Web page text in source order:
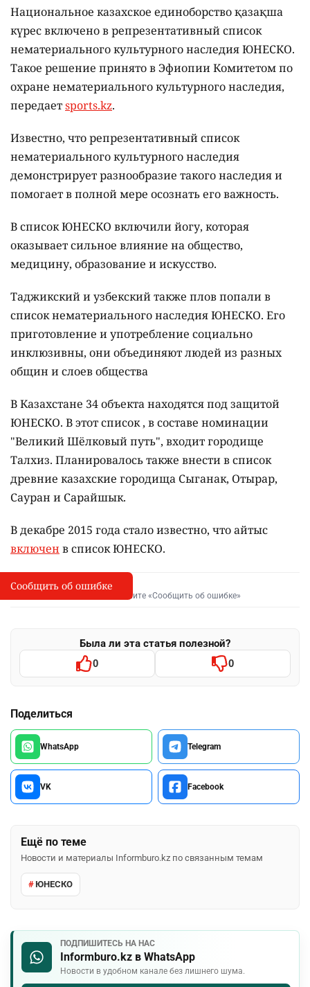
Национальное казахское единоборство қазақша
күрес включено в репрезентативный список
нематериального культурного наследия ЮНЕСКО.
Такое решение принято в Эфиопии Комитетом по
охране нематериального культурного наследия,
передаетsports.kz.
Известно, что репрезентативный список
нематериального культурного наследия
демонстрирует разнообразие такого наследия и
помогает в полной мере осознать его важность.
В список ЮНЕСКО включили йогу, которая
оказывает сильное влияние на общество,
медицину, образование и искусство.
Таджикский и узбекский также плов попали в
список нематериального наследия ЮНЕСКО. Его
приготовление и употребление социально
инклюзивны, они объединяют людей из разных
общин и слоев общества
В Казахстане 34 объекта находятся под защитой
ЮНЕСКО. В этот список , в составе номинации
"Великий Шёлковый путь", входит городище
Талхиз. Планировалось также внести в список
древние казахские городища Сыганак, Отырар,
Сауран и Сарайшык.
В декабре 2015 года стало известно, что айтыс
включен в список ЮНЕСКО.
I
Сообщить об опечатке
Выделите фрагмент и нажмите «Сообщить об ошибке»
Была ли эта статья полезной?
0 0
Поделиться
WhatsApp Telegram
VK Facebook
Ещё по теме
Новости и материалы Informburo.kz по связанным темам
ЮНЕСКО
ПОДПИШИТЕСЬ НА НАС
Informburo.kz в WhatsApp
Новости в удобном канале без лишнего шума.
Сообщить об ошибке